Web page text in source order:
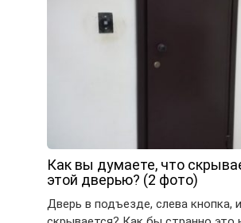
Как вы думаете, что
этой дверью? (2 фото)
Дверь в подъезде, слева кнопка,